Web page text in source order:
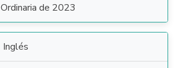
Ordinaria de 2023
Inglés